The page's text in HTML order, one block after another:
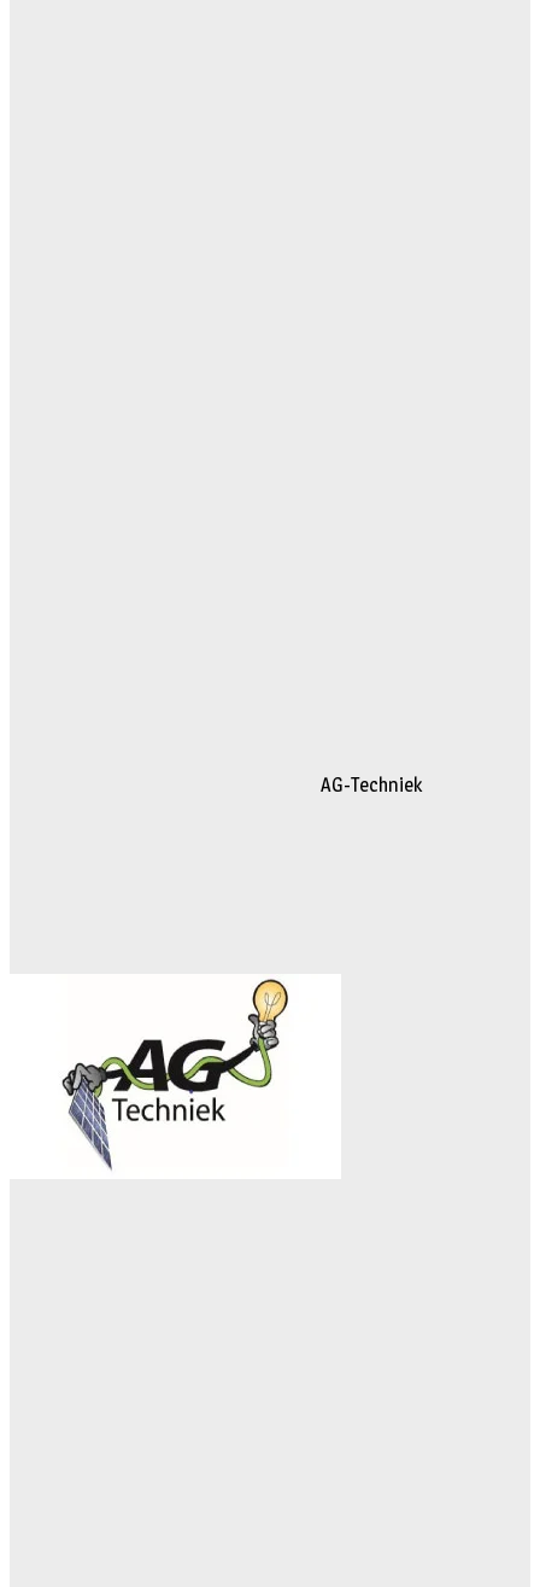
AG-Techniek